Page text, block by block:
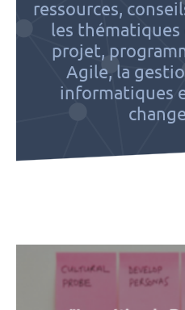
ressources,
les thématiques
projet,
Agile, la
informatiques